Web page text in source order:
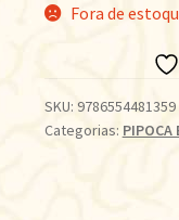
Fora de
SKU: 9786554481359
Categorias: PIPOCA